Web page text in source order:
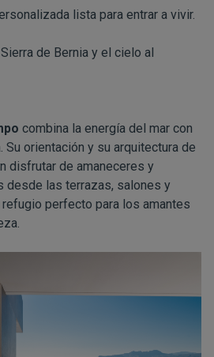
lista para entrar a vivir.
de Bernia y el cielo al
combina la energía del mar con
Su orientación y su arquitectura de
disfrutar de amaneceres y
desde las terrazas, salones y
perfecto para los amantes